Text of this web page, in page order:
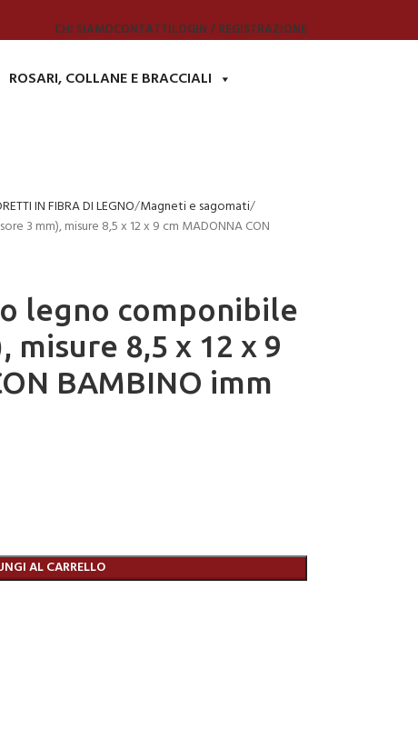
CHI SIAMOCONTATTILOGIN / REGISTRAZIONE
ROSARI, COLLANE E BRACCIALI
IN FIBRA DI LEGNO Magneti e sagomati
3 mm), misure 8,5 x 12 x 9 cm MADONNA CON
legno componibile
misure 8,5 x 12 x 9
BAMBINO imm
AL CARRELLO